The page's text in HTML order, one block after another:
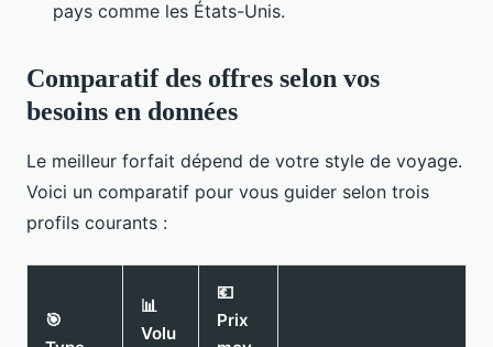
pays comme les États-Unis.
Comparatif des offres selon vos
besoins en données
Le meilleur forfait dépend de votre style de voyage.
Voici un comparatif pour vous guider selon trois
profils courants :
🎯
📊
Volu
💶
Prix